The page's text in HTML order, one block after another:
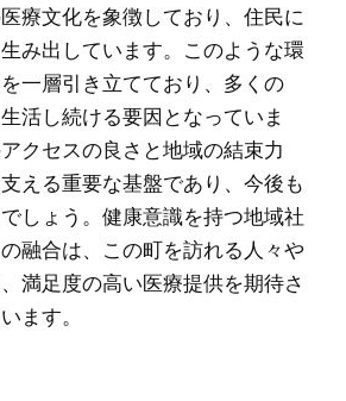
療文化を象徴しており、住民に
み出しています。このような環
一層引き立てており、多くの
活し続ける要因となっていま
クセスの良さと地域の結束力
える重要な基盤であり、今後も
しょう。健康意識を持つ地域社
融合は、この町を訪れる人々や
満足度の高い医療提供を期待さ
ます。